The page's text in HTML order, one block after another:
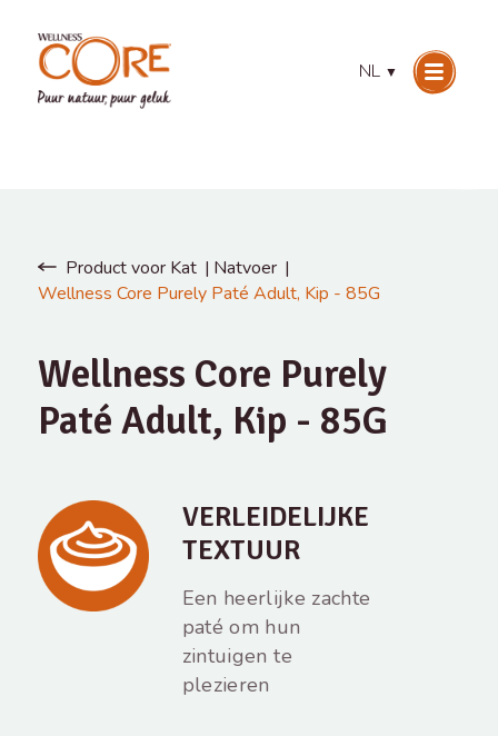
NL ▼
Product voor Kat
Natvoer
Wellness Core Purely Paté Adult, Kip - 85G
Wellness Core Purely
Paté Adult, Kip - 85G
VERLEIDELIJKE
TEXTUUR
Een heerlijke zachte
paté om hun
zintuigen te
plezieren